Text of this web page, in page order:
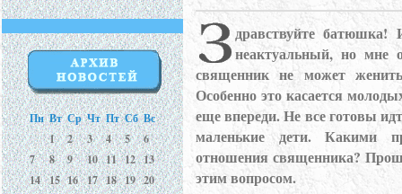
Пн Вт Ср Чт Пт Сб Вс
1
2 3 4 5
6
7
8 9 10 11 12 13
14 15 16 17 18 19 20
дравствуйте батюшка!
неактуальный, но мне
священник не может
Особенно это касается
еще впереди. Не все готовы
маленькие дети. Какими
отношения священника?
этим вопросом.